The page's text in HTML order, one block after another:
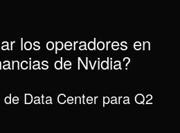
los operadores en
de Nvidia?
Data Center para Q2